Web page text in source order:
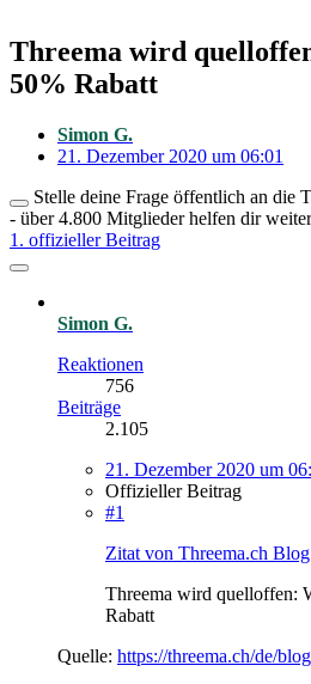
Threema wird
50% Rabatt
Simon G.
21. Dezember 2020 um 06:01
Stelle deine Frage öffentlich an die
- über 4.800 Mitglieder helfen dir
1. offizieller Beitrag
Simon G.
Reaktionen
756
Beiträge
2.105
21. Dezember 2020 um
Offizieller Beitrag
#1
Zitat von Threema.ch Blog
Threema wird quelloffen:
Rabatt
Quelle: https://threema.ch/de/